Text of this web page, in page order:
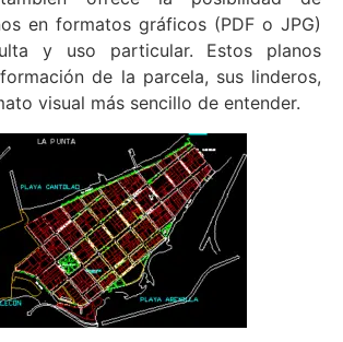
en formatos gráficos (PDF o JPG)
y uso particular. Estos planos
de la parcela, sus linderos,
visual más sencillo de entender.